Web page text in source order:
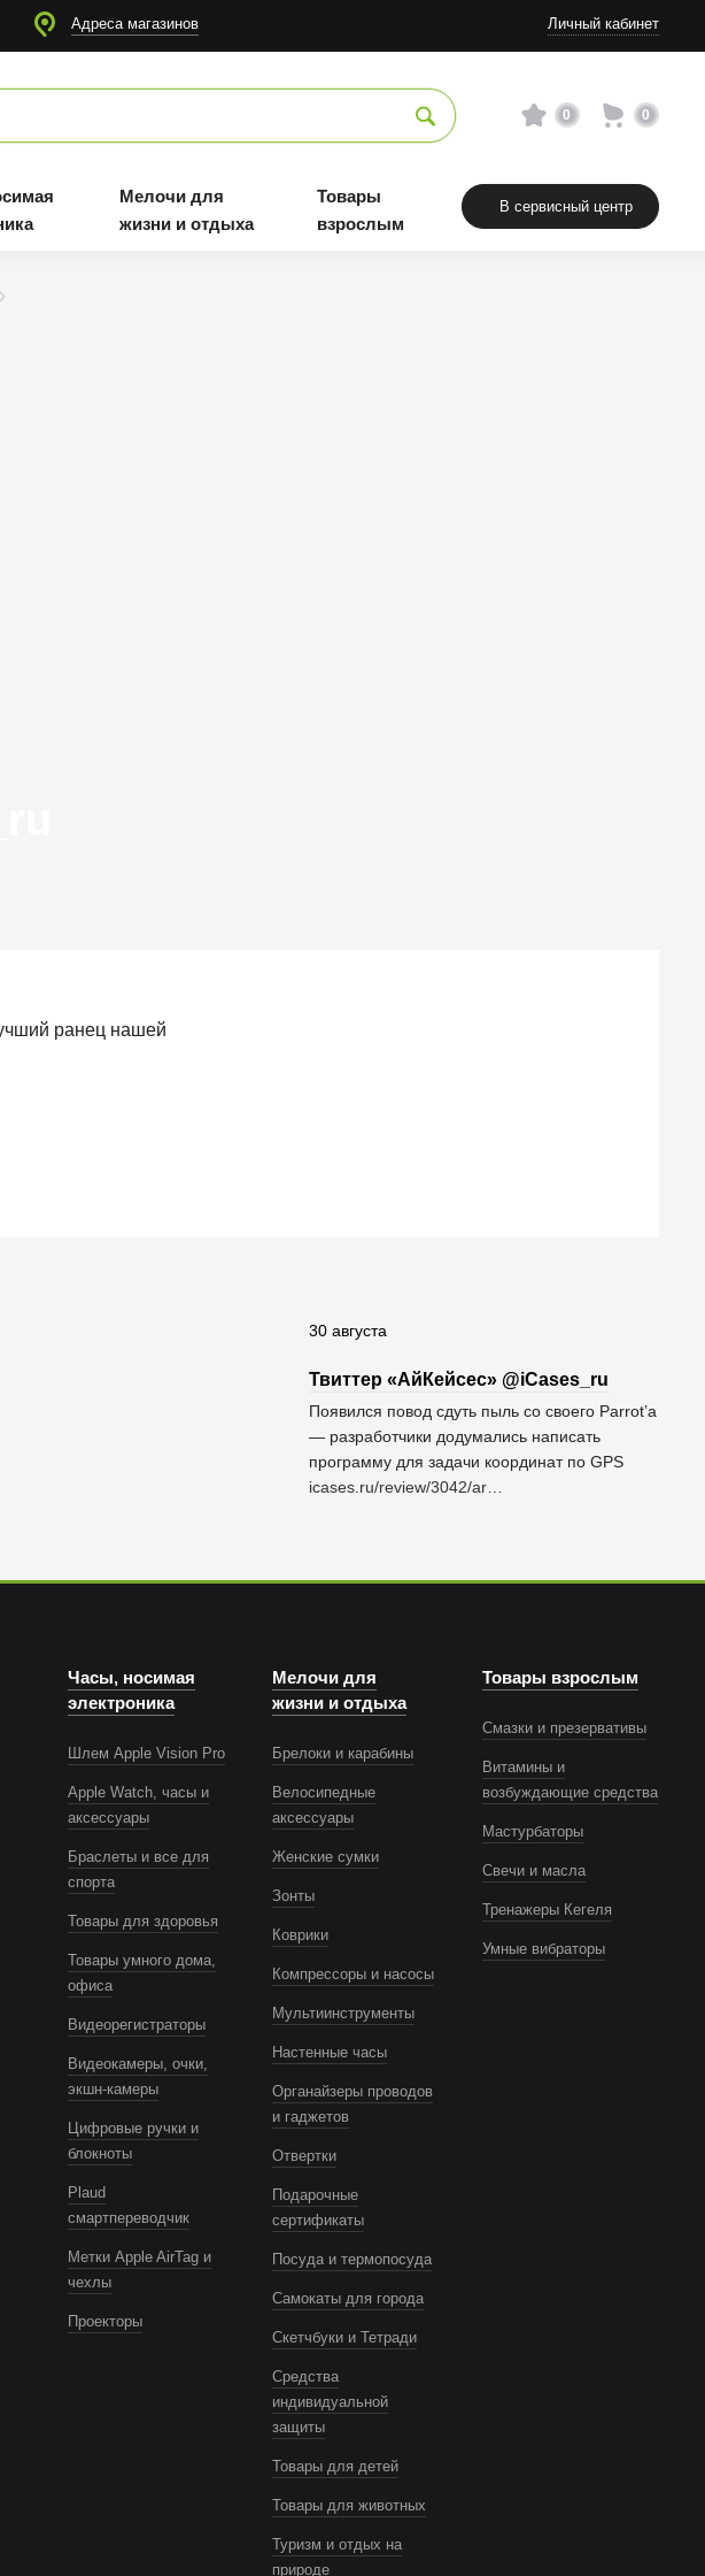
Адреса магазинов Личный кабинет
0 0
Мелочи для
жизни и отдыха
Товары
взрослым
В сервисный центр
ранец нашей
30 августа
Твиттер «АйКейсес» ‏@iCases_ru
Появился повод сдуть пыль со своего Parrot’а
— разработчики додумались написать
программу для задачи координат по GPS
icases.ru/review/3042/ar…
Часы, носимая
электроника
Шлем Apple Vision Pro
Apple Watch, часы и
аксессуары
Браслеты и все для
спорта
Товары для здоровья
Товары умного дома,
офиса
Видеорегистраторы
Видеокамеры, очки,
экшн-камеры
Цифровые ручки и
блокноты
Plaud
смартпереводчик
Метки Apple AirTag и
чехлы
Проекторы
Мелочи для
жизни и отдыха
Брелоки и карабины
Велосипедные
аксессуары
Женские сумки
Зонты
Коврики
Компрессоры и насосы
Мультиинструменты
Настенные часы
Органайзеры проводов
и гаджетов
Отвертки
Подарочные
сертификаты
Посуда и термопосуда
Самокаты для города
Скетчбуки и Тетради
Средства
индивидуальной
защиты
Товары для детей
Товары для животных
Туризм и отдых на
природе
Товары взрослым
Смазки и презервативы
Витамины и
возбуждающие средства
Мастурбаторы
Свечи и масла
Тренажеры Кегеля
Умные вибраторы